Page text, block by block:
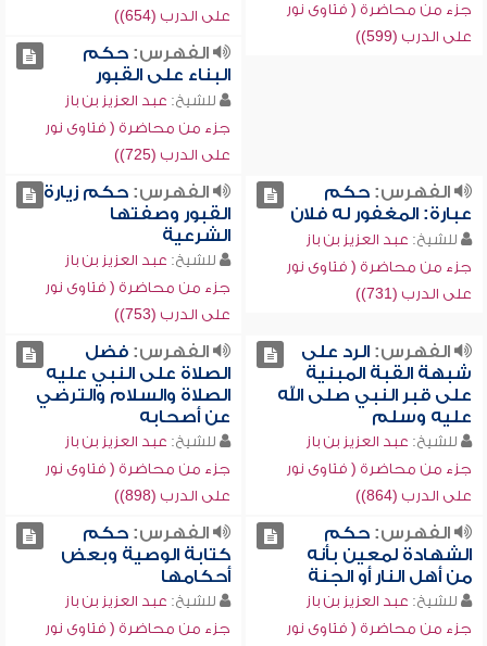
جزء من محاضرة ( فتاوى نور
على الدرب (599))
على الدرب (654))
الفهرس:حكم
البناء على القبور
للشيخ: عبد العزيز بن باز
جزء من محاضرة ( فتاوى نور
على الدرب (725))
الفهرس:حكم
عبارة: المغفور له فلان
للشيخ: عبد العزيز بن باز
جزء من محاضرة ( فتاوى نور
على الدرب (731))
الفهرس:حكم زيارة
القبور وصفتها
الشرعية
للشيخ: عبد العزيز بن باز
جزء من محاضرة ( فتاوى نور
على الدرب (753))
الفهرس:الرد على
شبهة القبة المبنية
على قبر النبي صلى الله
عليه وسلم
للشيخ: عبد العزيز بن باز
جزء من محاضرة ( فتاوى نور
على الدرب (864))
الفهرس:فضل
الصلاة على النبي عليه
الصلاة والسلام والترضي
عن أصحابه
للشيخ: عبد العزيز بن باز
جزء من محاضرة ( فتاوى نور
على الدرب (898))
الفهرس:حكم
الشهادة لمعين بأنه
من أهل النار أو الجنة
للشيخ: عبد العزيز بن باز
جزء من محاضرة ( فتاوى نور
الفهرس:حكم
كتابة الوصية وبعض
أحكامها
للشيخ: عبد العزيز بن باز
جزء من محاضرة ( فتاوى نور